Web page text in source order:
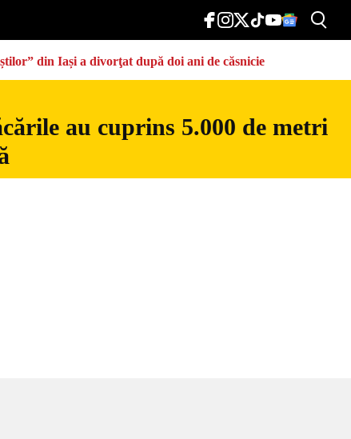
din Iași a divorţat după doi ani de căsnicie
au cuprins 5.000 de metri